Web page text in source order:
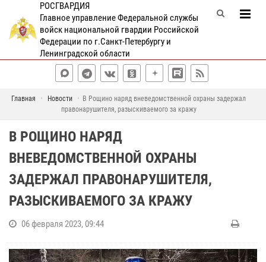
РОСГВАРДИЯ
Главное управление Федеральной службы
войск национальной гвардии Российской
Федерации по г.Санкт-Петербургу и
Ленинградской области
Главная Новости
В Рощино наряд вневедомственной охраны задержал
правонарушителя, разыскиваемого за кражу
В РОЩИНО НАРЯД
ВНЕВЕДОМСТВЕННОЙ ОХРАНЫ
ЗАДЕРЖАЛ ПРАВОНАРУШИТЕЛЯ,
РАЗЫСКИВАЕМОГО ЗА КРАЖУ
06 февраля 2023, 09:44